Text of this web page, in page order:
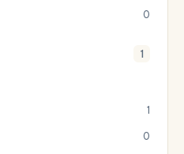
0
1
1
0